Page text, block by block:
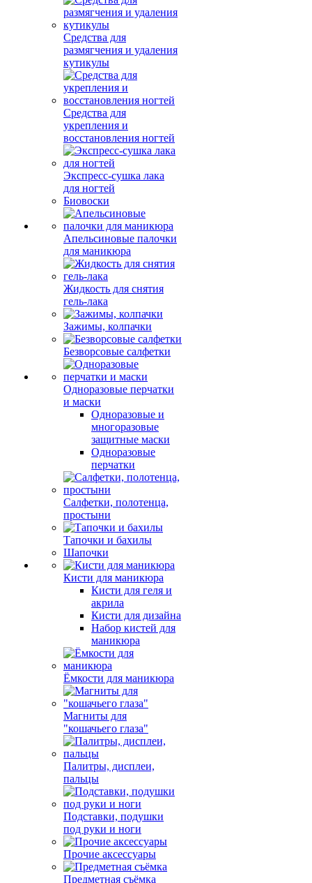
Средства для
размягчения и удаления
кутикулы
Средства для
укрепления и
восстановления ногтей
Экспресс-сушка лака
для ногтей
Биовоски
Апельсиновые палочки
для маникюра
Жидкость для снятия
гель-лака
Зажимы, колпачки
Безворсовые салфетки
Одноразовые перчатки
и маски
Одноразовые и
многоразовые
защитные маски
Одноразовые
перчатки
Салфетки, полотенца,
простыни
Тапочки и бахилы
Шапочки
Кисти для маникюра
Кисти для геля и
акрила
Кисти для дизайна
Набор кистей для
маникюра
Ёмкости для маникюра
Магниты для
"кошачьего глаза"
Палитры, дисплеи,
пальцы
Подставки, подушки
под руки и ноги
Прочие аксессуары
Предметная съёмка